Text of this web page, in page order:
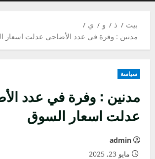
بيت ذ و
ي
مدنين : وفرة في عدد الأضاحي عدلت اسعار
سياسة
مدنين : وفرة في عدد
عدلت اسعار السوق
admin
مايو 23, 2025